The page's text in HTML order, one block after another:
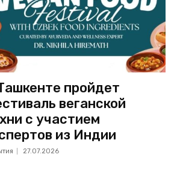
пройдет
веганской
с участием
из Индии
27.07.2026